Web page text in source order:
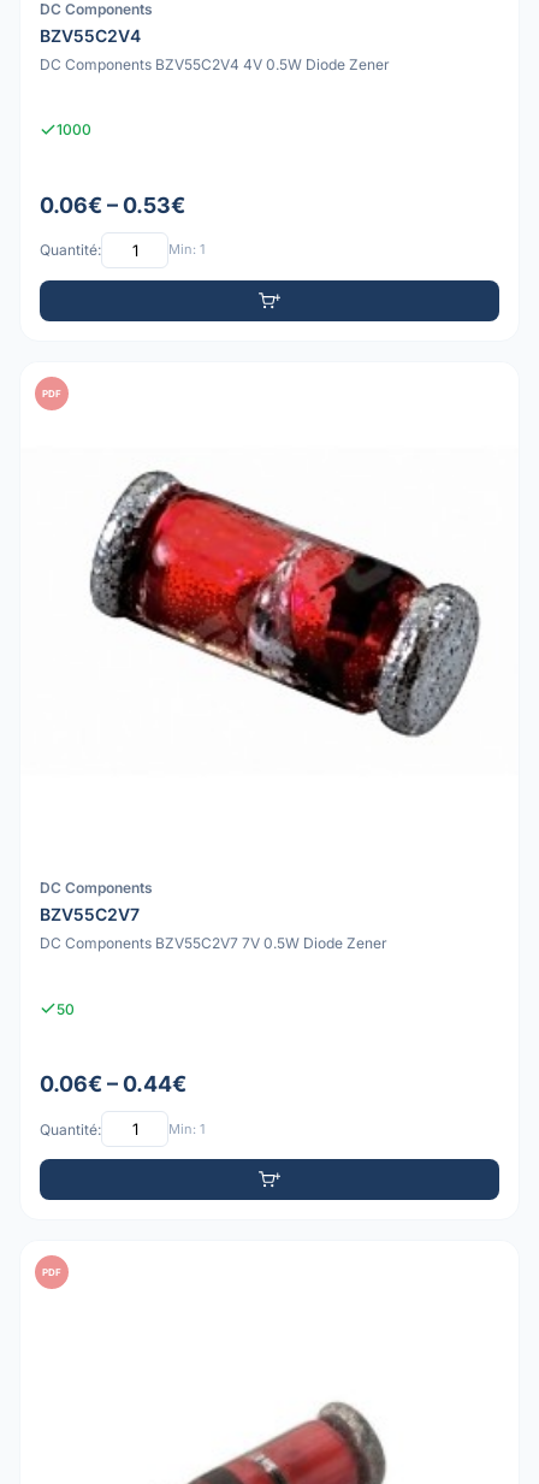
DC Components
BZV55C2V4
DC Components BZV55C2V4 4V 0.5W Diode Zener
1000
0.06€ – 0.53€
Quantité: Min: 1
PDF
DC Components
BZV55C2V7
DC Components BZV55C2V7 7V 0.5W Diode Zener
50
0.06€ – 0.44€
Quantité: Min: 1
PDF